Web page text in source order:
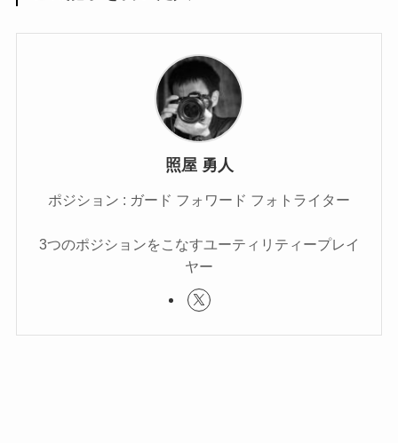
照屋 勇人
ポジション : ガード フォワード フォトライター
3つのポジションをこなすユーティリティープレイ
ヤー